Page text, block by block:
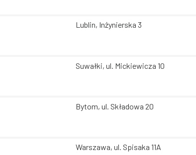
Lublin, Inżynierska 3
Suwałki, ul. Mickiewicza 10
Bytom, ul. Składowa 20
Warszawa, ul. Spisaka 11A